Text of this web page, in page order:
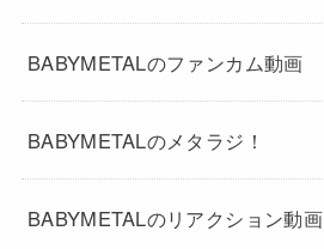
BABYMETALのファンカム動画
BABYMETALのメタラジ！
BABYMETALのリアクション動画